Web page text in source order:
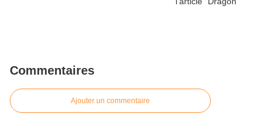
Commentaires
Ajouter un commentaire